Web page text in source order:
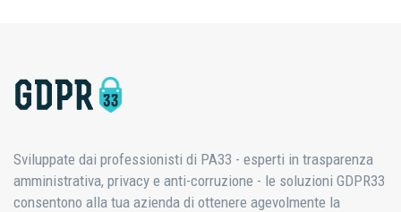
Sviluppate dai professionisti di PA33 - esperti in trasparenza
amministrativa, privacy e anti-corruzione - le soluzioni GDPR33
consentono alla tua azienda di ottenere agevolmente la